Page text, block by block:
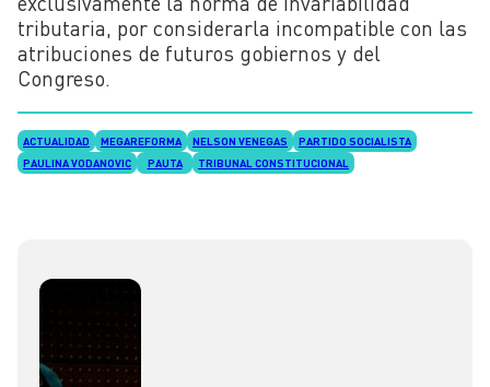
tributaria, por considerarla incompatible con las
atribuciones de futuros gobiernos y del
Congreso.
ACTUALIDAD MEGAREFORMA NELSON VENEGAS
PARTIDO SOCIALISTA
PAULINA VODANOVIC
PAUTA TRIBUNAL CONSTITUCIONAL